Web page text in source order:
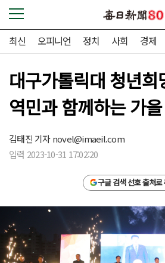
최신 오피니언 정치 사회 경제
대구가톨릭대 청년희
역민과 함께하는 가
김태진 기자novel@imaeil.com
입력 2023-10-31 17:02:20
구글 검색 선호 출처로